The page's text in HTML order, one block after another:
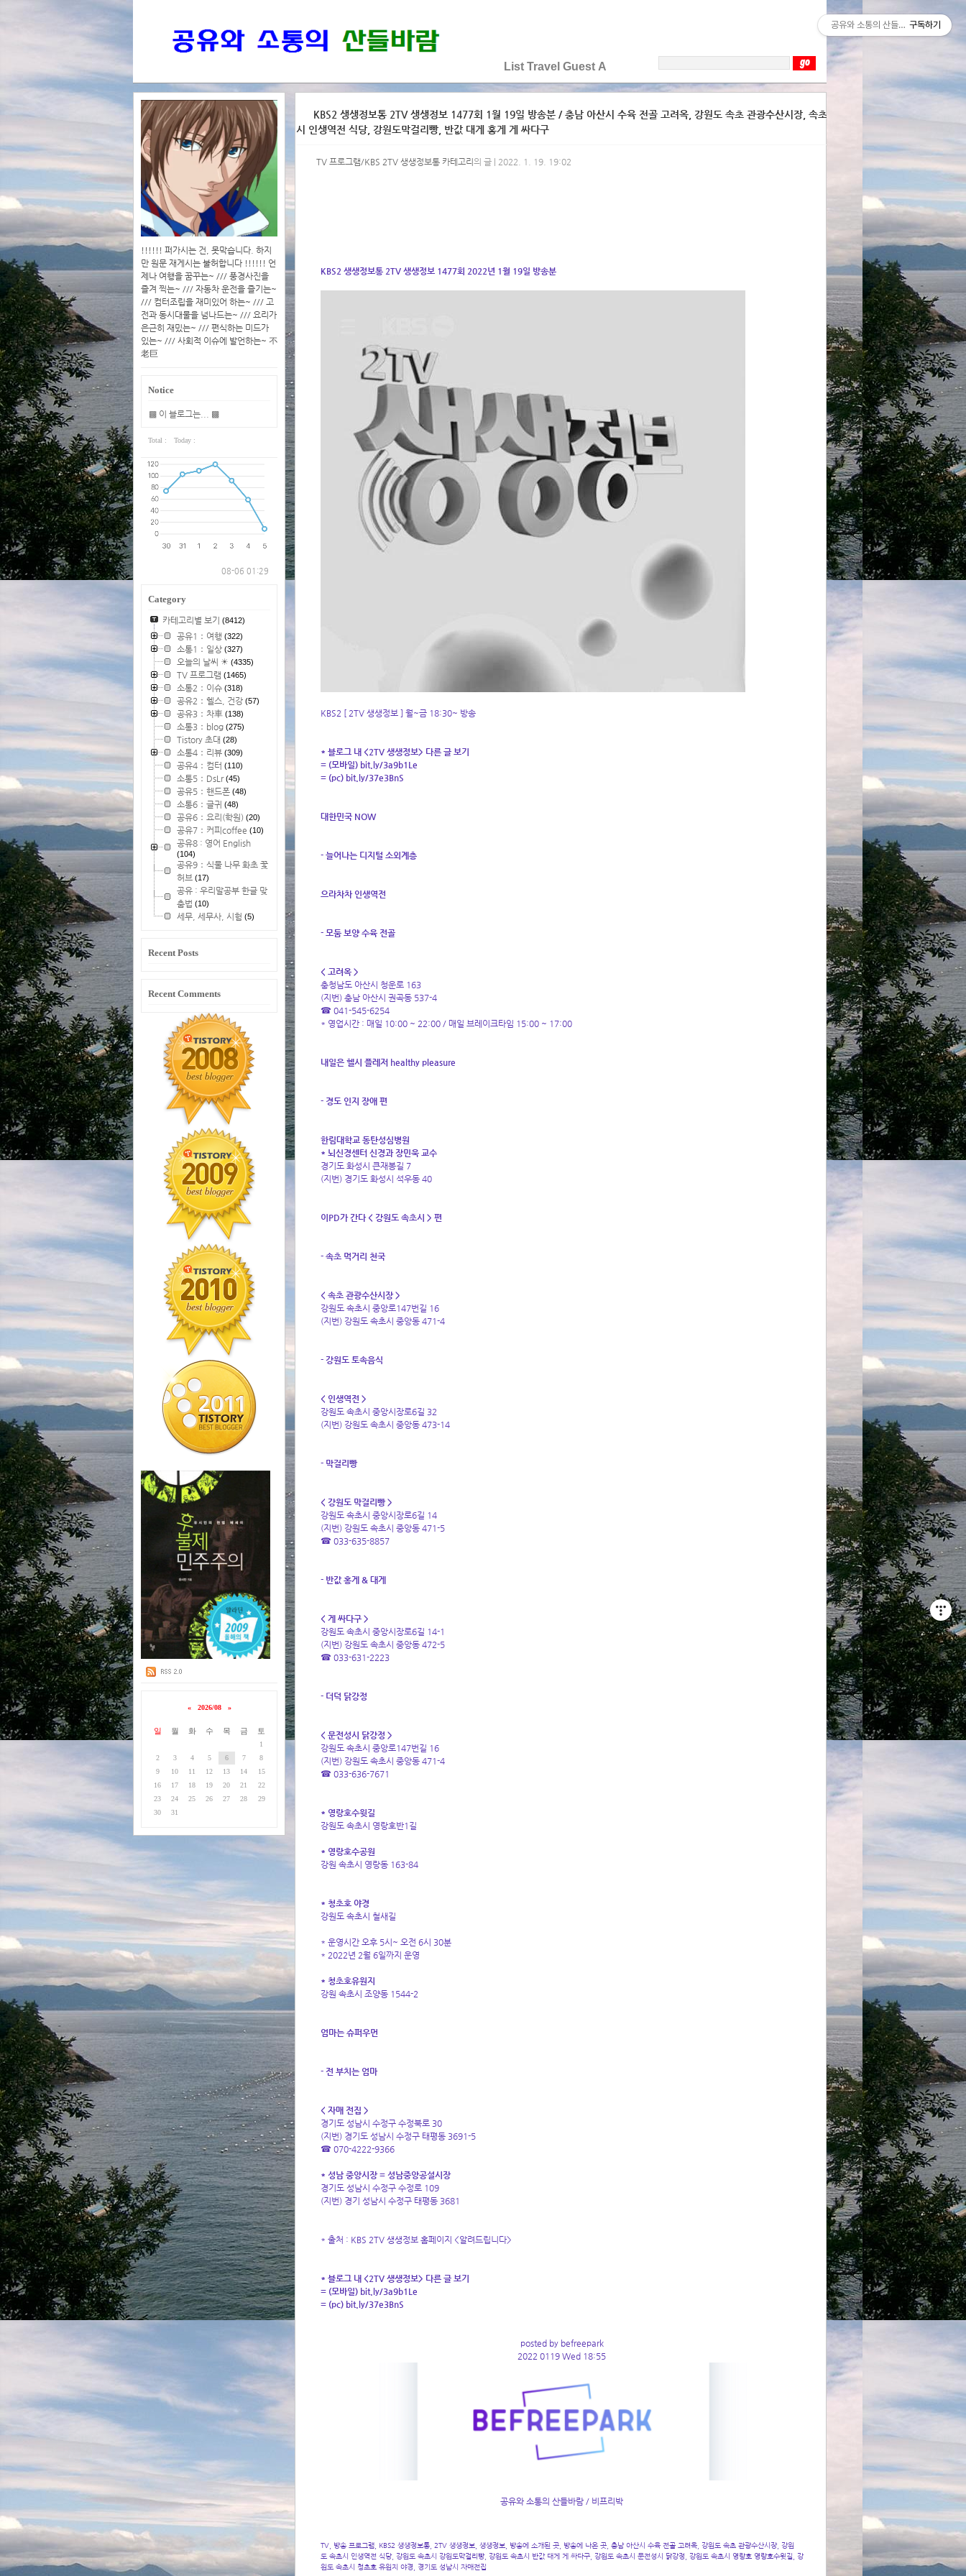
List Travel Guest A
!!!!!! 퍼가시는 건, 못막습니다. 하지
만 원문 재게시는 불허합니다 !!!!!! 언
제나 여행을 꿈꾸는~ /// 풍경사진을
즐겨 찍는~ /// 자동차 운전을 즐기는~
/// 컴터조립을 재미있어 하는~ /// 고
전과 동시대물을 넘나드는~ /// 요리가
은근히 재밌는~ /// 편식하는 미드가
있는~ /// 사회적 이슈에 발언하는~ 不
老巨
Notice
▩ 이 블로그는... ▩
Total : Today :
08-06 01:29
Category
카테고리별 보기 (8412)
공유1：여행 (322)
소통1：일상(327)
오늘의 날씨 ☀ (4335)
TV 프로그램 (1465)
소통2：이슈(318)
공유2：헬스, 건강(57)
공유3：차車(138)
소통3：blog(275)
Tistory 초대 (28)
소통4：리뷰(309)
공유4：컴터 (110)
소통5：DsLr(45)
공유5：핸드폰(48)
소통6：글귀 (48)
공유6：요리(학원)(20)
공유7：커피coffee (10)
공유8 : 영어 English
(104)
공유9：식물 나무 화초 꽃
허브 (17)
공유 : 우리말공부 한글 맞
춤법 (10)
세무, 세무사, 시험 (5)
Recent Posts
Recent Comments
« 2026/08 »
일 월 화 수 목 금 토
1
2
3 4 5 6 7
8
9
10 11 12 13 14
15
16
17 18 19 20 21
22
23
24 25 26 27 28
29
30
31
KBS2 생생정보통 2TV 생생정보 1477회 1월 19일 방송분 / 충남 아산시 수육 전골 고려옥, 강원도 속초 관광수산시장, 속초
시 인생역전 식당, 강원도막걸리빵, 반값 대게 홍게 게 싸다구
TV 프로그램/KBS 2TV 생생정보통 카테고리 의 글 | 2022. 1. 19. 19:02
KBS2 생생정보통 2TV 생생정보 1477회 2022년 1월 19일 방송분
KBS2 [ 2TV 생생정보 ] 월~금 18:30~ 방송
* 블로그 내 <2TV 생생정보> 다른 글 보기
= (모바일) bit.ly/3a9b1Le
= (pc) bit.ly/37e3BnS
대한민국 NOW
- 늘어나는 디지털 소외계층
으라차차 인생역전
- 모둠 보양 수육 전골
< 고려옥 >
충청남도 아산시 청운로 163
(지번) 충남 아산시 권곡동 537-4
☎ 041-545-6254
* 영업시간 : 매일 10:00 ~ 22:00 / 매일 브레이크타임 15:00 ~ 17:00
내일은 헬시 플레저 healthy pleasure
- 경도 인지 장애 편
한림대학교 동탄성심병원
* 뇌신경센터 신경과 장민욱 교수
경기도 화성시 큰재봉길 7
(지번) 경기도 화성시 석우동 40
이PD가 간다 < 강원도 속초시 > 편
- 속초 먹거리 천국
< 속초 관광수산시장 >
강원도 속초시 중앙로147번길 16
(지번) 강원도 속초시 중앙동 471-4
- 강원도 토속음식
< 인생역전 >
강원도 속초시 중앙시장로6길 32
(지번) 강원도 속초시 중앙동 473-14
- 막걸리빵
< 강원도 막걸리빵 >
강원도 속초시 중앙시장로6길 14
(지번) 강원도 속초시 중앙동 471-5
☎ 033-635-8857
- 반값 홍게 & 대게
< 게 싸다구 >
강원도 속초시 중앙시장로6길 14-1
(지번) 강원도 속초시 중앙동 472-5
☎ 033-631-2223
- 더덕 닭강정
< 문전성시 닭강정 >
강원도 속초시 중앙로147번길 16
(지번) 강원도 속초시 중앙동 471-4
☎ 033-636-7671
* 영랑호수윗길
강원도 속초시 영랑호반1길
* 영랑호수공원
강원 속초시 영랑동 163-84
* 청초호 야경
강원도 속초시 철새길
* 운영시간 오후 5시~ 오전 6시 30분
* 2022년 2월 6일까지 운영
* 청초호유원지
강원 속초시 조양동 1544-2
엄마는 슈퍼우먼
- 전 부치는 엄마
< 자매 전집 >
경기도 성남시 수정구 수정북로 30
(지번) 경기도 성남시 수정구 태평동 3691-5
☎ 070-4222-9366
* 성남 중앙시장 = 성남중앙공설시장
경기도 성남시 수정구 수정로 109
(지번) 경기 성남시 수정구 태평동 3681
* 출처 : KBS 2TV 생생정보 홈페이지 <알려드립니다>
* 블로그 내 <2TV 생생정보> 다른 글 보기
= (모바일) bit.ly/3a9b1Le
= (pc) bit.ly/37e3BnS
posted by befreepark
2022 0119 Wed 18:55
공유와 소통의 산들바람 / 비프리박
TV, 방송 프로그램, KBS2 생생정보통, 2TV 생생정보, 생생정보, 방송에 소개된 곳, 방송에 나온 곳, 충남 아산시 수육 전골 고려옥, 강원도 속초 관광수산시장, 강원
도 속초시 인생역전 식당, 강원도 속초시 강원도막걸리빵, 강원도 속초시 반값 대게 게 싸다구, 강원도 속초시 문전성시 닭강정, 강원도 속초시 영랑호 영랑호수윗길, 강
원도 속초시 청초호 유원지 야경, 경기도 성남시 자매전집
공유와 소통의 산들바람구독하기